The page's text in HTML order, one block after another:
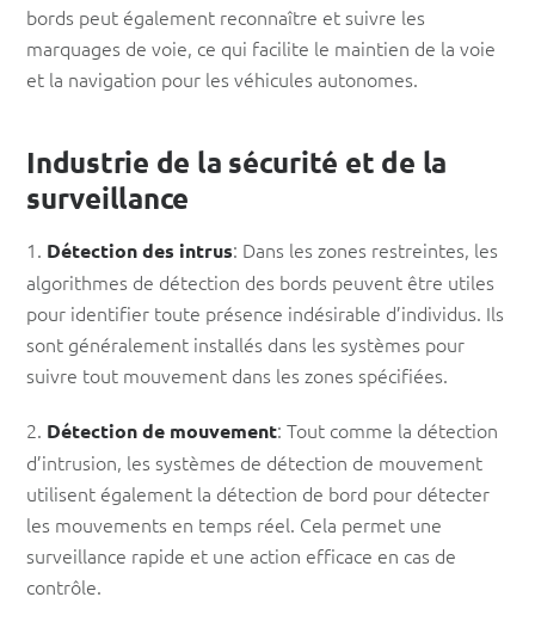
bords peut également reconnaître et suivre les
marquages de voie, ce qui facilite le maintien de la voie
et la navigation pour les véhicules autonomes.
Industrie de la sécurité et de la
surveillance
1. Détection des intrus: Dans les zones restreintes, les
algorithmes de détection des bords peuvent être utiles
pour identifier toute présence indésirable d’individus. Ils
sont généralement installés dans les systèmes pour
suivre tout mouvement dans les zones spécifiées.
2. Détection de mouvement: Tout comme la détection
d’intrusion, les systèmes de détection de mouvement
utilisent également la détection de bord pour détecter
les mouvements en temps réel. Cela permet une
surveillance rapide et une action efficace en cas de
contrôle.